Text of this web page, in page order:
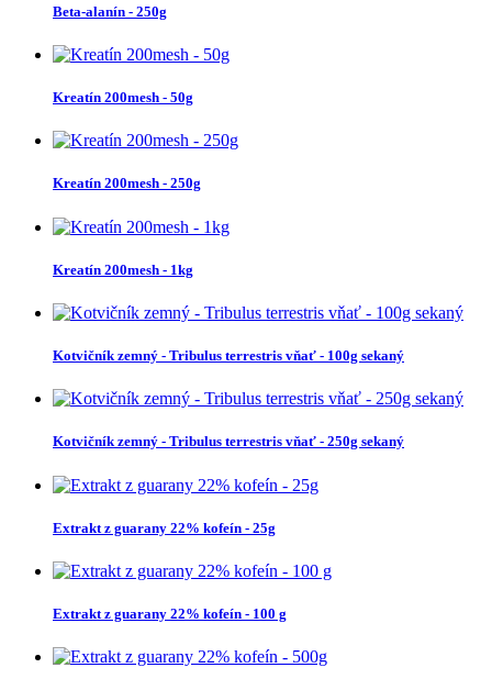
Beta-alanín - 250g
Kreatín 200mesh - 50g
Kreatín 200mesh - 250g
Kreatín 200mesh - 1kg
Kotvičník zemný - Tribulus terrestris vňať - 100g sekaný
Kotvičník zemný - Tribulus terrestris vňať - 250g sekaný
Extrakt z guarany 22% kofeín - 25g
Extrakt z guarany 22% kofeín - 100 g